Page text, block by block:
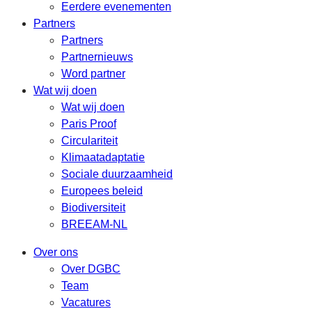
Eerdere evenementen
Partners
Partners
Partnernieuws
Word partner
Wat wij doen
Wat wij doen
Paris Proof
Circulariteit
Klimaatadaptatie
Sociale duurzaamheid
Europees beleid
Biodiversiteit
BREEAM-NL
Over ons
Over DGBC
Team
Vacatures